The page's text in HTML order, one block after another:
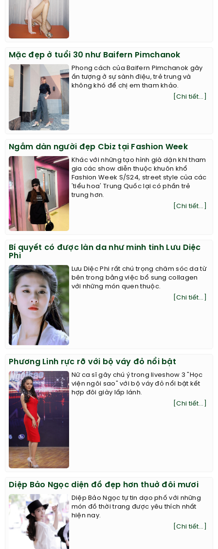
Mặc đẹp ở tuổi 30 như Baifern Pimchanok
Phong cách của Baifern Pimchanok gây
ấn tượng ở sự sành điệu, trẻ trung và
không khó để chị em tham khảo.
[Chi tiết...]
Ngắm dàn người đẹp Cbiz tại Fashion Week
Khác với những tạo hình già dặn khi tham
gia các show diễn thuộc khuôn khổ
Fashion Week S/S24, street style của các
'tiểu hoa' Trung Quốc lại có phần trẻ
trung hơn.
[Chi tiết...]
Bí quyết có được làn da như minh tinh Lưu Diệc
Phi
Lưu Diệc Phi rất chú trọng chăm sóc da từ
bên trong bằng việc bổ sung collagen
với những món quen thuộc.
[Chi tiết...]
Phương Linh rực rỡ với bộ váy đỏ nổi bật
Nữ ca sĩ gây chú ý trong liveshow 3 "Học
viện ngôi sao" với bộ váy đỏ nổi bật kết
hợp đôi giày lấp lánh.
[Chi tiết...]
Diệp Bảo Ngọc diện đồ đẹp hơn thuở đôi mươi
Diệp Bảo Ngọc tự tin dạo phố với những
món đồ thời trang được yêu thích nhất
hiện nay.
[Chi tiết...]